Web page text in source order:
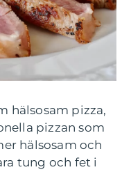
hälsosam pizza,
pizzan som
hälsosam och
tung och fet i